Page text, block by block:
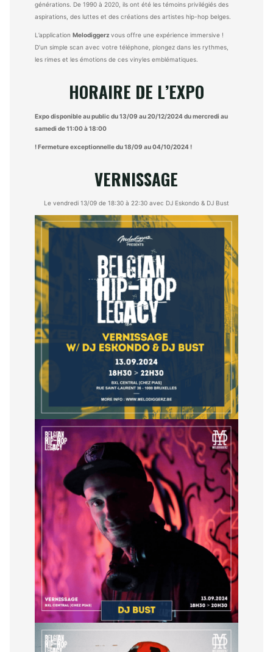
générations. De 1990 à 2020, ils ont été les témoins privilégiés des
aspirations, des luttes et des créations des artistes hip-hop belges.
L’applicationMelodiggerzvous offre une expérience immersive !
D’un simple scan avec votre téléphone, plongez dans les rythmes,
les rimes et les émotions de ces vinyles emblématiques.
HORAIRE DE L’EXPO
Expo disponible au public du 13/09 au 20/12/2024 du mercredi au
samedi de 11:00 à 18:00
! Fermeture exceptionnelle du 18/09 au 04/10/2024 !
VERNISSAGE
Le vendredi 13/09 de 18:30 à 22:30 avec DJ Eskondo & DJ Bust